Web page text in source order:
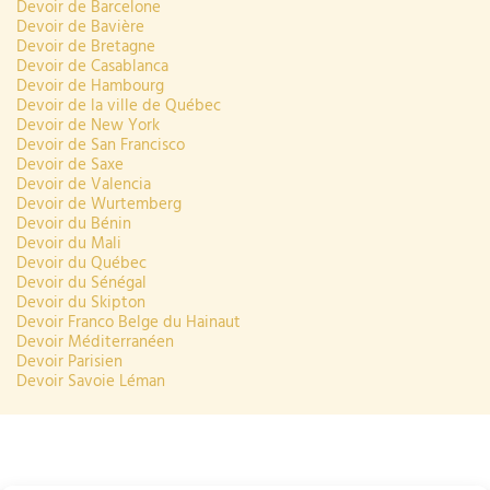
Devoir de Barcelone
Devoir de Bavière
Devoir de Bretagne
Devoir de Casablanca
Devoir de Hambourg
Devoir de la ville de Québec
Devoir de New York
Devoir de San Francisco
Devoir de Saxe
Devoir de Valencia
Devoir de Wurtemberg
Devoir du Bénin
Devoir du Mali
Devoir du Québec
Devoir du Sénégal
Devoir du Skipton
Devoir Franco Belge du Hainaut
Devoir Méditerranéen
Devoir Parisien
Devoir Savoie Léman